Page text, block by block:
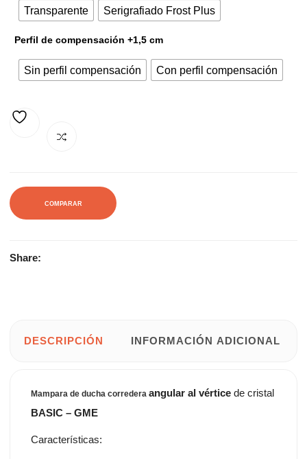
Transparente Serigrafiado Frost Plus
Perfil de compensación +1,5 cm
Sin perfil compensación Con perfil compensación
COMPARAR
Share:
DESCRIPCIÓN INFORMACIÓN ADICIONAL
Mampara de ducha corredera angular al vértice de cristal
BASIC – GME
Características: